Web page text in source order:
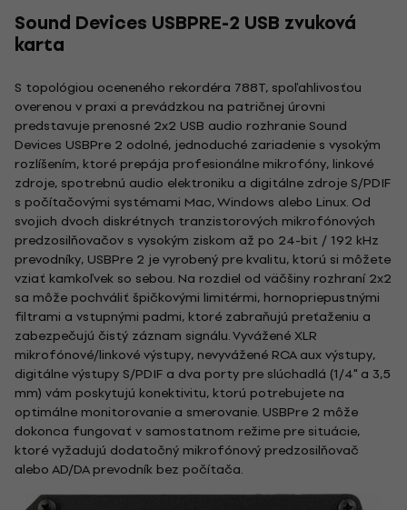
Sound Devices USBPRE-2 USB zvuková
karta
S topológiou oceneného rekordéra 788T, spoľahlivosťou
overenou v praxi a prevádzkou na patričnej úrovni
predstavuje prenosné 2x2 USB audio rozhranie Sound
Devices USBPre 2 odolné, jednoduché zariadenie s vysokým
rozlíšením, ktoré prepája profesionálne mikrofóny, linkové
zdroje, spotrebnú audio elektroniku a digitálne zdroje S/PDIF
s počítačovými systémami Mac, Windows alebo Linux. Od
svojich dvoch diskrétnych tranzistorových mikrofónových
predzosilňovačov s vysokým ziskom až po 24-bit / 192 kHz
prevodníky, USBPre 2 je vyrobený pre kvalitu, ktorú si môžete
vziať kamkoľvek so sebou. Na rozdiel od väčšiny rozhraní 2x2
sa môže pochváliť špičkovými limitérmi, hornopriepustnými
filtrami a vstupnými padmi, ktoré zabraňujú preťaženiu a
zabezpečujú čistý záznam signálu. Vyvážené XLR
mikrofónové/linkové výstupy, nevyvážené RCA aux výstupy,
digitálne výstupy S/PDIF a dva porty pre slúchadlá (1/4" a 3,5
mm) vám poskytujú konektivitu, ktorú potrebujete na
optimálne monitorovanie a smerovanie. USBPre 2 môže
dokonca fungovať v samostatnom režime pre situácie,
ktoré vyžadujú dodatočný mikrofónový predzosilňovač
alebo AD/DA prevodník bez počítača.